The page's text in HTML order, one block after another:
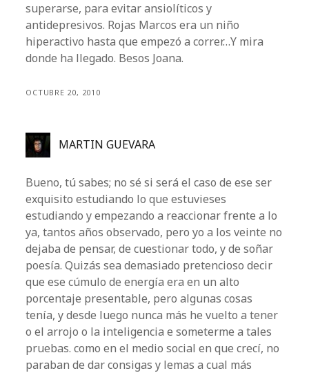
superarse, para evitar ansiolíticos y
antidepresivos. Rojas Marcos era un niño
hiperactivo hasta que empezó a correr…Y mira
donde ha llegado. Besos Joana.
OCTUBRE 20, 2010
MARTIN GUEVARA
Bueno, tú sabes; no sé si será el caso de ese ser
exquisito estudiando lo que estuvieses
estudiando y empezando a reaccionar frente a lo
ya, tantos años observado, pero yo a los veinte no
dejaba de pensar, de cuestionar todo, y de soñar
poesía. Quizás sea demasiado pretencioso decir
que ese cúmulo de energía era en un alto
porcentaje presentable, pero algunas cosas
tenía, y desde luego nunca más he vuelto a tener
o el arrojo o la inteligencia e someterme a tales
pruebas. como en el medio social en que crecí, no
paraban de dar consigas y lemas a cual más